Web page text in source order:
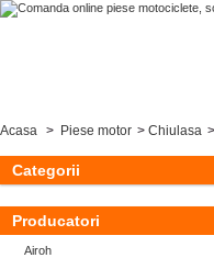
Categorii
Producatori
Airoh
Acasa > Piese motor > Chiulasa >